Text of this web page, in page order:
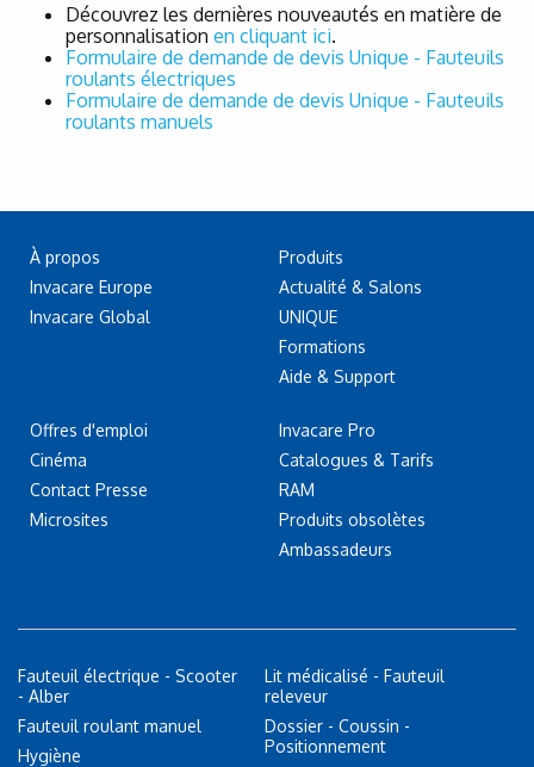
Découvrez les dernières nouveautés en matière de
personnalisation en cliquant ici.
Formulaire de demande de devis Unique - Fauteuils
roulants électriques
Formulaire de demande de devis Unique - Fauteuils
roulants manuels
À propos
Invacare Europe
Invacare Global
Offres d'emploi
Cinéma
Contact Presse
Microsites
Produits
Actualité & Salons
UNIQUE
Formations
Aide & Support
Invacare Pro
Catalogues & Tarifs
RAM
Produits obsolètes
Ambassadeurs
Fauteuil électrique - Scooter
- Alber
Fauteuil roulant manuel
Hygiène
Lit médicalisé - Fauteuil
releveur
Dossier - Coussin -
Positionnement